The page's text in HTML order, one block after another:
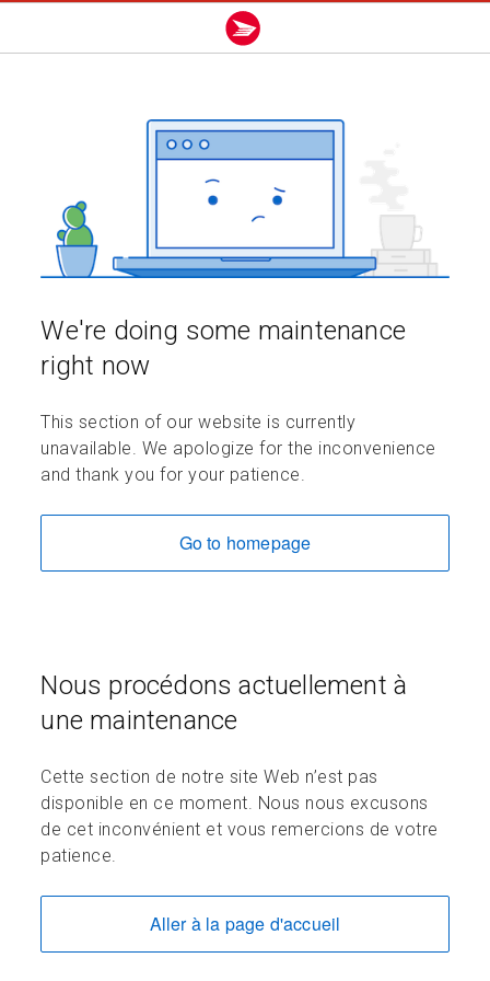
We're doing some maintenance
right now
This section of our website is currently
unavailable. We apologize for the inconvenience
and thank you for your patience.
Go to homepage
Nous procédons actuellement à
une maintenance
Cette section de notre site Web n’est pas
disponible en ce moment. Nous nous excusons
de cet inconvénient et vous remercions de votre
patience.
Aller à la page d'accueil